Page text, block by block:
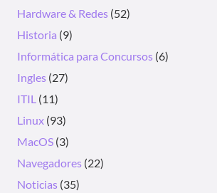
Hardware & Redes (52)
Historia (9)
Informática para Concursos (6)
Ingles (27)
ITIL (11)
Linux (93)
MacOS (3)
Navegadores (22)
Noticias (35)